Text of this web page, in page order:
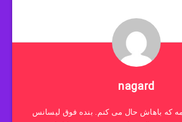
nagard
که باهاش حال می کنم. بنده فوق لیسانس